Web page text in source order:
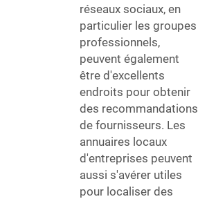
réseaux sociaux, en
particulier les groupes
professionnels,
peuvent également
être d'excellents
endroits pour obtenir
des recommandations
de fournisseurs. Les
annuaires locaux
d'entreprises peuvent
aussi s'avérer utiles
pour localiser des